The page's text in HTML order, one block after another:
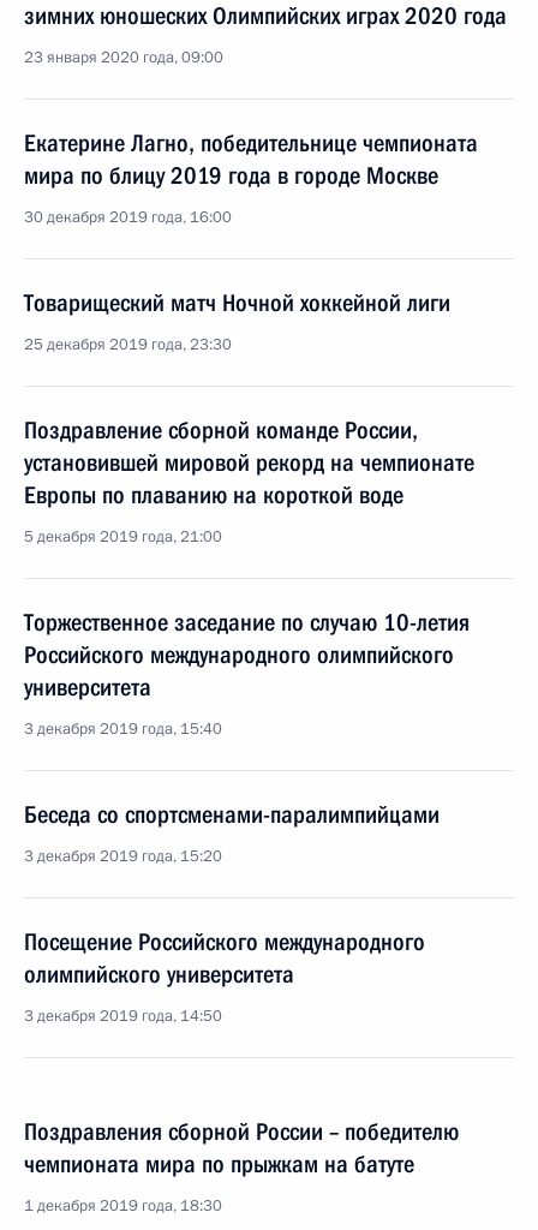
зимних юношеских Олимпийских играх 2020 года
23 января 2020 года, 09:00
Екатерине Лагно, победительнице чемпионата
мира по блицу 2019 года в городе Москве
30 декабря 2019 года, 16:00
Товарищеский матч Ночной хоккейной лиги
25 декабря 2019 года, 23:30
Поздравление сборной команде России,
установившей мировой рекорд на чемпионате
Европы по плаванию на короткой воде
5 декабря 2019 года, 21:00
Торжественное заседание по случаю 10-летия
Российского международного олимпийского
университета
3 декабря 2019 года, 15:40
Беседа со спортсменами-паралимпийцами
3 декабря 2019 года, 15:20
Посещение Российского международного
олимпийского университета
3 декабря 2019 года, 14:50
Поздравления сборной России – победителю
чемпионата мира по прыжкам на батуте
1 декабря 2019 года, 18:30